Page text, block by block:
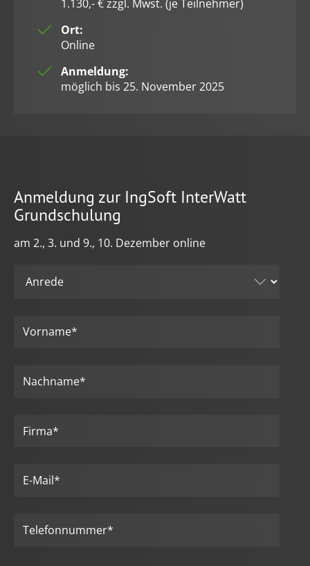
1.130,- € zzgl. Mwst. (je Teilnehmer)
Ort:
Online
Anmeldung:
möglich bis 25. November 2025
Anmeldung zur IngSoft InterWatt
Grundschulung
am 2., 3. und 9., 10. Dezember online